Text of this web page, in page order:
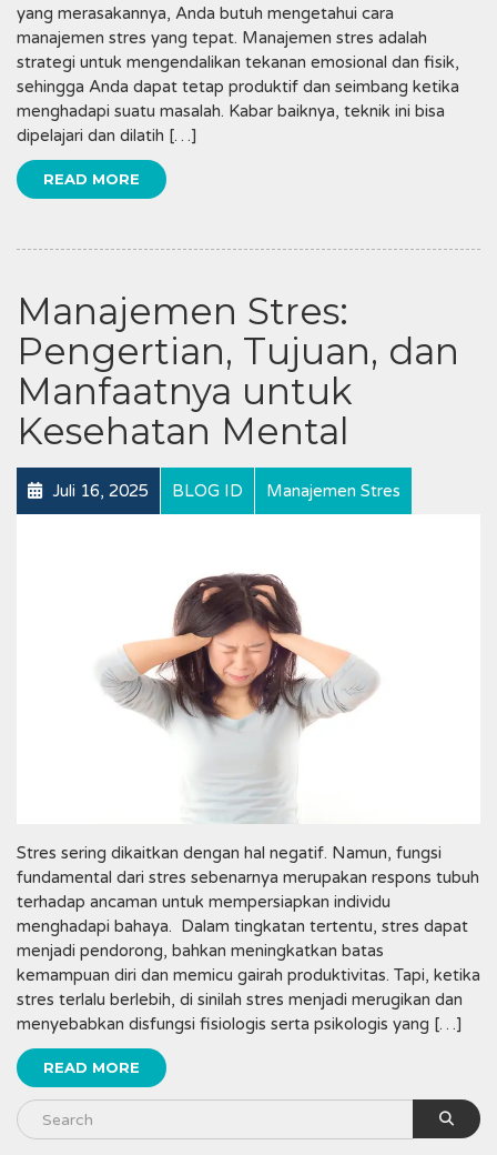
yang merasakannya, Anda butuh mengetahui cara
manajemen stres yang tepat. Manajemen stres adalah
strategi untuk mengendalikan tekanan emosional dan fisik,
sehingga Anda dapat tetap produktif dan seimbang ketika
menghadapi suatu masalah. Kabar baiknya, teknik ini bisa
dipelajari dan dilatih […]
READ MORE
Manajemen Stres:
Pengertian, Tujuan, dan
Manfaatnya untuk
Kesehatan Mental
Juli 16, 2025 BLOG ID Manajemen Stres
Stres sering dikaitkan dengan hal negatif. Namun, fungsi
fundamental dari stres sebenarnya merupakan respons tubuh
terhadap ancaman untuk mempersiapkan individu
menghadapi bahaya. Dalam tingkatan tertentu, stres dapat
menjadi pendorong, bahkan meningkatkan batas
kemampuan diri dan memicu gairah produktivitas. Tapi, ketika
stres terlalu berlebih, di sinilah stres menjadi merugikan dan
menyebabkan disfungsi fisiologis serta psikologis yang […]
READ MORE